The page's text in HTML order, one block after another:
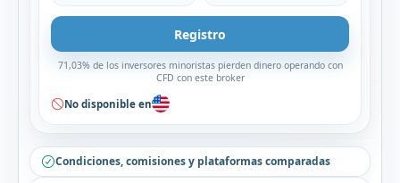
Registro
71,03% de los inversores minoristas pierden dinero operando con
CFD con este broker
No disponible en
Condiciones, comisiones y plataformas comparadas